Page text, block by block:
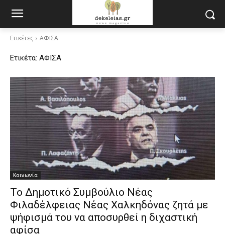
Ετικέτες ΑΦΙΣΑ
Ετικέτα: ΑΦΙΣΑ
Κοινωνία
Το Δημοτικό Συμβούλιο Νέας
Φιλαδέλφειας Νέας Χαλκηδόνας ζητά με
ψήφισμά του να αποσυρθεί η διχαστική
αφίσα